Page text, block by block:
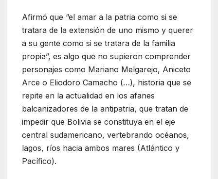
Afirmó que “el amar a la patria como si se
tratara de la extensión de uno mismo y querer
a su gente como si se tratara de la familia
propia”, es algo que no supieron comprender
personajes como Mariano Melgarejo, Aniceto
Arce o Eliodoro Camacho (…), historia que se
repite en la actualidad en los afanes
balcanizadores de la antipatria, que tratan de
impedir que Bolivia se constituya en el eje
central sudamericano, vertebrando océanos,
lagos, ríos hacia ambos mares (Atlántico y
Pacífico).